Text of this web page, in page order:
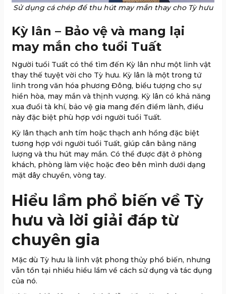
Sử dụng cá chép để thu hút may mắn thay cho Tỳ hưu
Kỳ lân – Bảo vệ và mang lại
may mắn cho tuổi Tuất
Người tuổi Tuất có thể tìm đến Kỳ lân như một linh vật
thay thế tuyệt vời cho Tỳ hưu. Kỳ lân là một trong tứ
linh trong văn hóa phương Đông, biểu tượng cho sự
hiền hòa, may mắn và thịnh vượng. Kỳ lân có khả năng
xua đuổi tà khí, bảo vệ gia mang đến điềm lành, điều
này đặc biệt phù hợp với người tuổi Tuất.
Kỳ lân thạch anh tím hoặc thạch anh hồng đặc biệt
tương hợp với người tuổi Tuất, giúp cân bằng năng
lượng và thu hút may mắn. Có thể được đặt ở phòng
khách, phòng làm việc hoặc đeo bên mình dưới dạng
mặt dây chuyền, vòng tay.
Hiểu lầm phổ biến về Tỳ
hưu và lời giải đáp từ
chuyên gia
Mặc dù Tỳ hưu là linh vật phong thủy phổ biến, nhưng
vẫn tồn tại nhiều hiểu lầm về cách sử dụng và tác dụng
của nó.